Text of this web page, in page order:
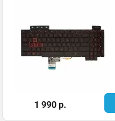
1 990 р.